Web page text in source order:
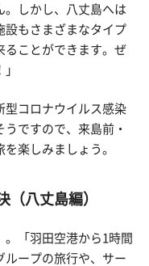
。しかし、八丈島へは
設もさまざまなタイプ
ることができます。ぜ
型コロナウイルス感染
ですので、来島前・
楽しみましょう。
（八丈島編）
。「羽田空港から1時間
ループの旅行や、サー